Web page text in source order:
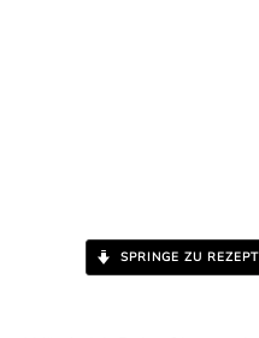
SPRINGE ZU REZEPT